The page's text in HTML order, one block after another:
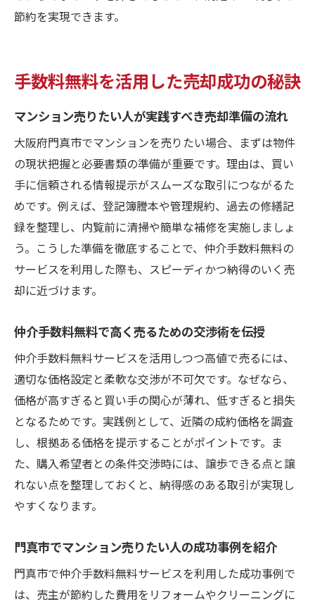
節約を実現できます。
手数料無料を活用した売却成功の秘訣
マンション売りたい人が実践すべき売却準備の流れ
大阪府門真市でマンションを売りたい場合、まずは物件
の現状把握と必要書類の準備が重要です。理由は、買い
手に信頼される情報提示がスムーズな取引につながるた
めです。例えば、登記簿謄本や管理規約、過去の修繕記
録を整理し、内覧前に清掃や簡単な補修を実施しましょ
う。こうした準備を徹底することで、仲介手数料無料の
サービスを利用した際も、スピーディかつ納得のいく売
却に近づけます。
仲介手数料無料で高く売るための交渉術を伝授
仲介手数料無料サービスを活用しつつ高値で売るには、
適切な価格設定と柔軟な交渉が不可欠です。なぜなら、
価格が高すぎると買い手の関心が薄れ、低すぎると損失
となるためです。実践例として、近隣の成約価格を調査
し、根拠ある価格を提示することがポイントです。ま
た、購入希望者との条件交渉時には、譲歩できる点と譲
れない点を整理しておくと、納得感のある取引が実現し
やすくなります。
門真市でマンション売りたい人の成功事例を紹介
門真市で仲介手数料無料サービスを利用した成功事例で
は、売主が節約した費用をリフォームやクリーニングに